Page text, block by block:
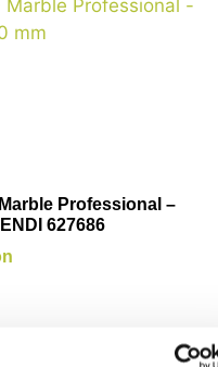
Professional –
627686